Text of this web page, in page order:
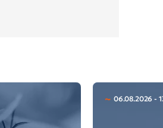
06.08.2026 -